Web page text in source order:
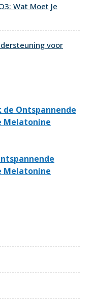
Wat Moet Je
voor
de Ontspannende
Melatonine
Melatonine